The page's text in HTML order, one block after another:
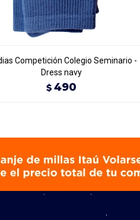
Competición Colegio Seminario -
Dress navy
$ 490